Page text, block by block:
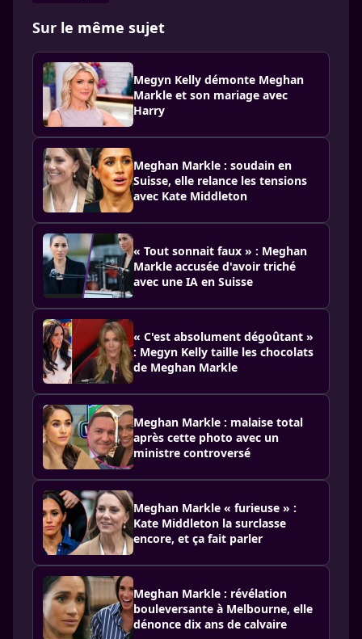
Sur le même sujet
Megyn Kelly démonte Meghan
Markle et son mariage avec
Harry
Meghan Markle : soudain en
Suisse, elle relance les tensions
avec Kate Middleton
« Tout sonnait faux » : Meghan
Markle accusée d'avoir triché
avec une IA en Suisse
« C'est absolument dégoûtant »
: Megyn Kelly taille les chocolats
de Meghan Markle
Meghan Markle : malaise total
après cette photo avec un
ministre controversé
Meghan Markle « furieuse » :
Kate Middleton la surclasse
encore, et ça fait parler
Meghan Markle : révélation
bouleversante à Melbourne, elle
dénonce dix ans de calvaire